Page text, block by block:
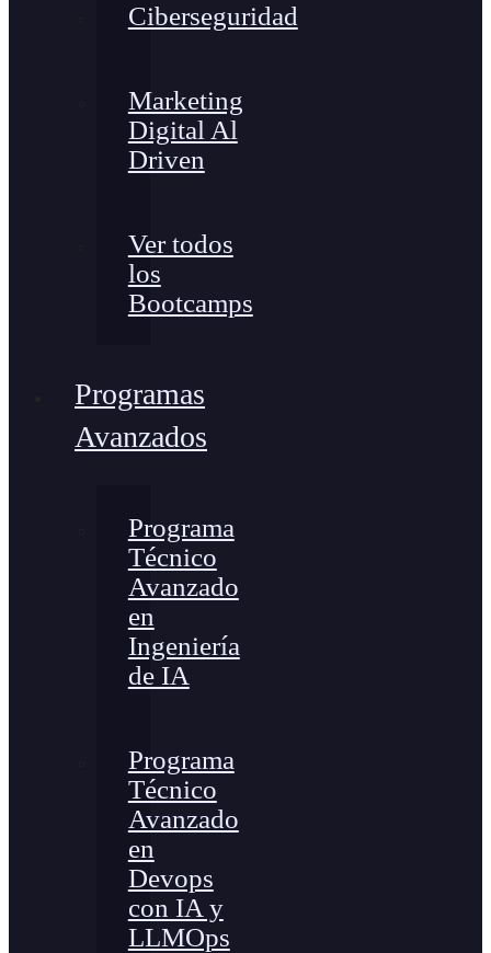
Ciberseguridad
Marketing
Digital Al
Driven
Ver todos
los
Bootcamps
Programas
Avanzados
Programa
Técnico
Avanzado
en
Ingeniería
de IA
Programa
Técnico
Avanzado
en
Devops
con IA y
LLMOps